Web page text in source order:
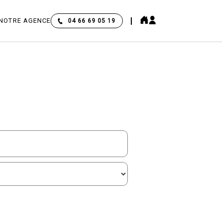
AGENCE 04 66 69 05 19